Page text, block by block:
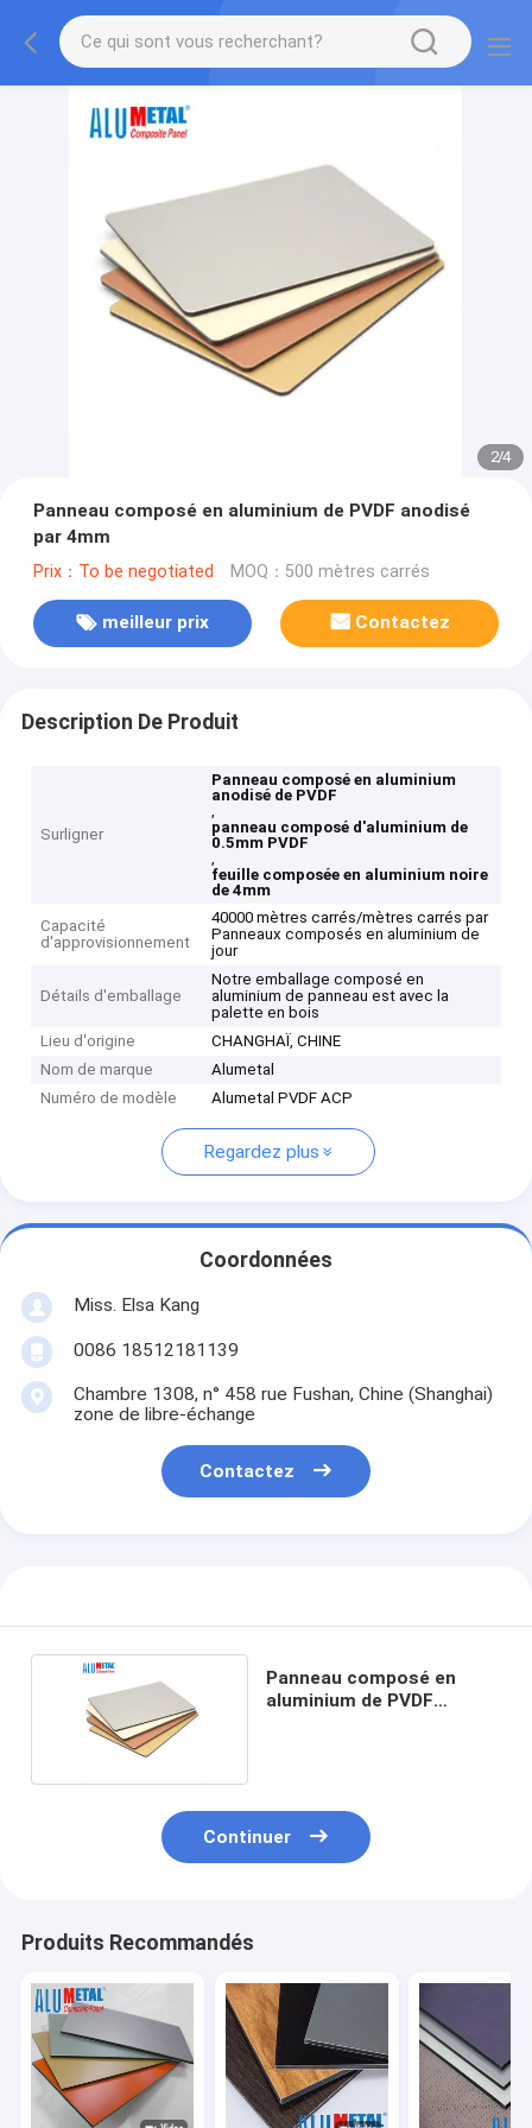
2/4
Panneau composé en aluminium de PVDF anodisé
par 4mm
Prix：To be negotiated MOQ：500 mètres carrés
meilleur prix Contactez
Description De Produit
Surligner
Panneau composé en aluminium
anodisé de PVDF
,
panneau composé d'aluminium de
0.5mm PVDF
,
feuille composée en aluminium noire
de 4mm
Capacité
d'approvisionnement
40000 mètres carrés/mètres carrés par
Panneaux composés en aluminium de
jour
Détails d'emballage
Notre emballage composé en
aluminium de panneau est avec la
palette en bois
Lieu d'origine
CHANGHAÏ, CHINE
Nom de marque
Alumetal
Numéro de modèle
Alumetal PVDF ACP
Regardez plus
Coordonnées
Miss. Elsa Kang
0086 18512181139
Chambre 1308, n° 458 rue Fushan, Chine (Shanghai)
zone de libre-échange
Contactez
Panneau composé en
aluminium de PVDF
Continuer
Produits Recommandés